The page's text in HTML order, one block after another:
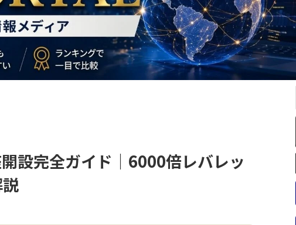
設完全ガイド｜6000倍レバレッ